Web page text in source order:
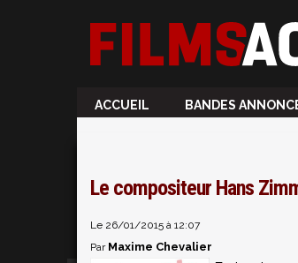
ACCUEIL BANDES
Le compositeur Hans
Le 26/01/2015 à 12:07
Par Maxime Chevalier